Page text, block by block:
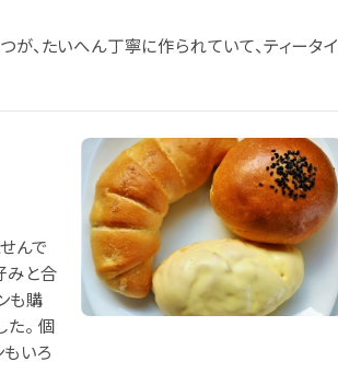
が、たいへん丁寧に作られていて、ティータイ
んで
みと合
も購
。 個
いろ